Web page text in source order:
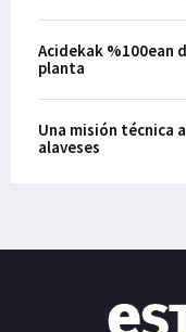
Acidekak %100ean
planta
Una misión técnica
alaveses